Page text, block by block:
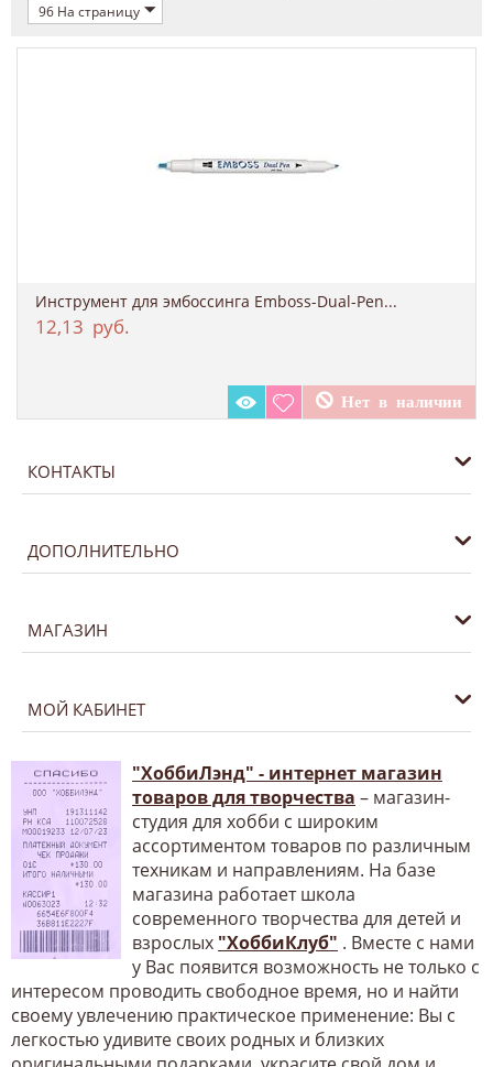
96 На страницу
Инструмент для эмбоссинга Emboss-Dual-Pen...
12,13 руб.
КОНТАКТЫ
ДОПОЛНИТЕЛЬНО
МАГАЗИН
МОЙ КАБИНЕТ
"ХоббиЛэнд" - интернет магазин
товаров для творчества – магазин-
студия для хобби с широким
ассортиментом товаров по различным
техникам и направлениям. На базе
магазина работает школа
современного творчества для детей и
взрослых "ХоббиКлуб" . Вместе с нами
у Вас появится возможность не только с
интересом проводить свободное время, но и найти
своему увлечению практическое применение: Вы с
легкостью удивите своих родных и близких